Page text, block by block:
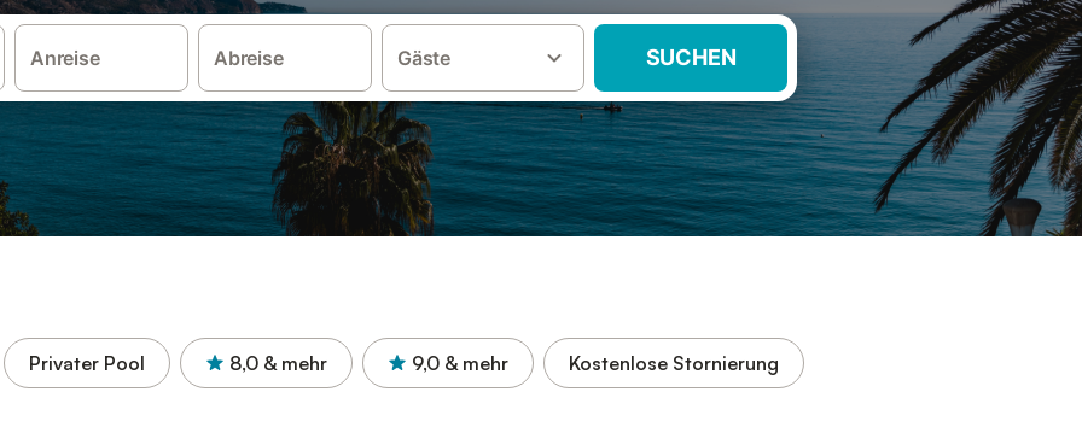
Anreise Abreise Gäste SUCHEN
Privater Pool 8,0 & mehr 9,0 & mehr Kostenlose Stornierung